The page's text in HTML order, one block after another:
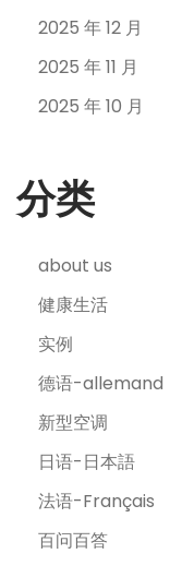
2025 年 12 月
2025 年 11 月
2025 年 10 月
分类
about us
健康生活
实例
德语-allemand
新型空调
日语-日本語
法语-Français
百问百答